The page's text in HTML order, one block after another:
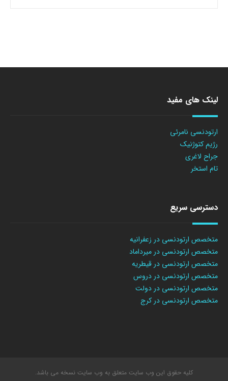
لینک های مفید
ارتودنسی نامرئی
رژیم کتوژنیک
جراح لاغری
تام استخر
دسترسی سریع
متخصص ارتودنسی در زعفرانیه
متخصص ارتودنسی در میرداماد
متخصص ارتودنسی در قیطریه
متخصص ارتودنسی در دروس
متخصص ارتودنسی در دولت
متخصص ارتودنسی در کرج
کلیه حقوق این وب سایت متعلق به وب سایت نسخه می باشد.